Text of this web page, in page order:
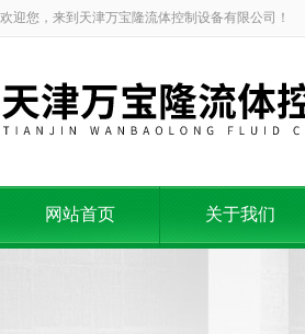
欢迎您，来到天津万宝隆流体控制设备有限公司！
网站首页 关于我们